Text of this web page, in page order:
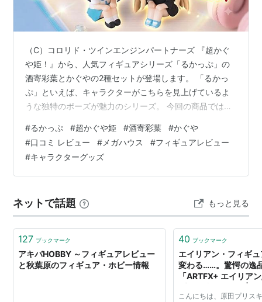
（C）コロリド・ツインエンジンパートナーズ 『超かぐ
や姫！』から、人気フィギュアシリーズ「るかっぷ」の
酒寄彩葉とかぐやの2種セットが登場します。 「るかっ
ぷ」といえば、キャラクターがこちらを見上げているよ
うな独特のポーズが魅力のシリーズ。 今回の商品では、
雰囲気をより楽しめるセットになっています。 この記事
では、「るかっぷ 超かぐや姫！ 2種セットは買うべきな
のか？」について、造形の魅力や口コミ、購入前に気に
なるポイントまで詳しく紹介していきます。 📖 目次 📋
ろ 💬 口コミ・評…
#るかっぷ #超かぐや姫 #酒寄彩葉 #かぐや
#口コミ レビュー # メガハウス #フィギュアレビュー
#キャラクターグッズ
ネットで話題 もっと見る
127 ブックマーク
アキバHOBBY ～フィギュアレビュー
と秋葉原のフィギュア・ホビー情報
40 ブックマーク
エイリアン・フィギ
変わる……。驚愕の逸
「ARTFX+ エイリア
グ：豆魚雷のフィギ
こんにちは、原田プリス